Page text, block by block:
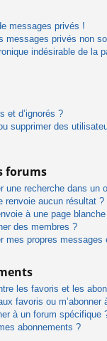
messages privés !
messages privés non
indésirable de la
et d’ignorés ?
supprimer des
forums
une recherche dans un
renvoie aucun résultat ?
à une page
des membres ?
mes propres messages
les favoris et les
favoris ou
à un forum spécifique
abonnements ?